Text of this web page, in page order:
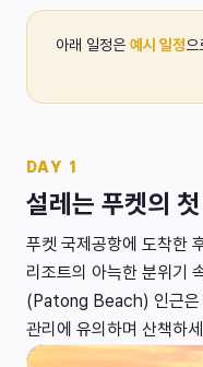
아래 일정은 예시 일정
DAY 1
설레는 푸켓의
푸켓 국제공항에 도착한
리조트의 아늑한 분위기
(Patong Beach) 인근은
관리에 유의하며 산책하